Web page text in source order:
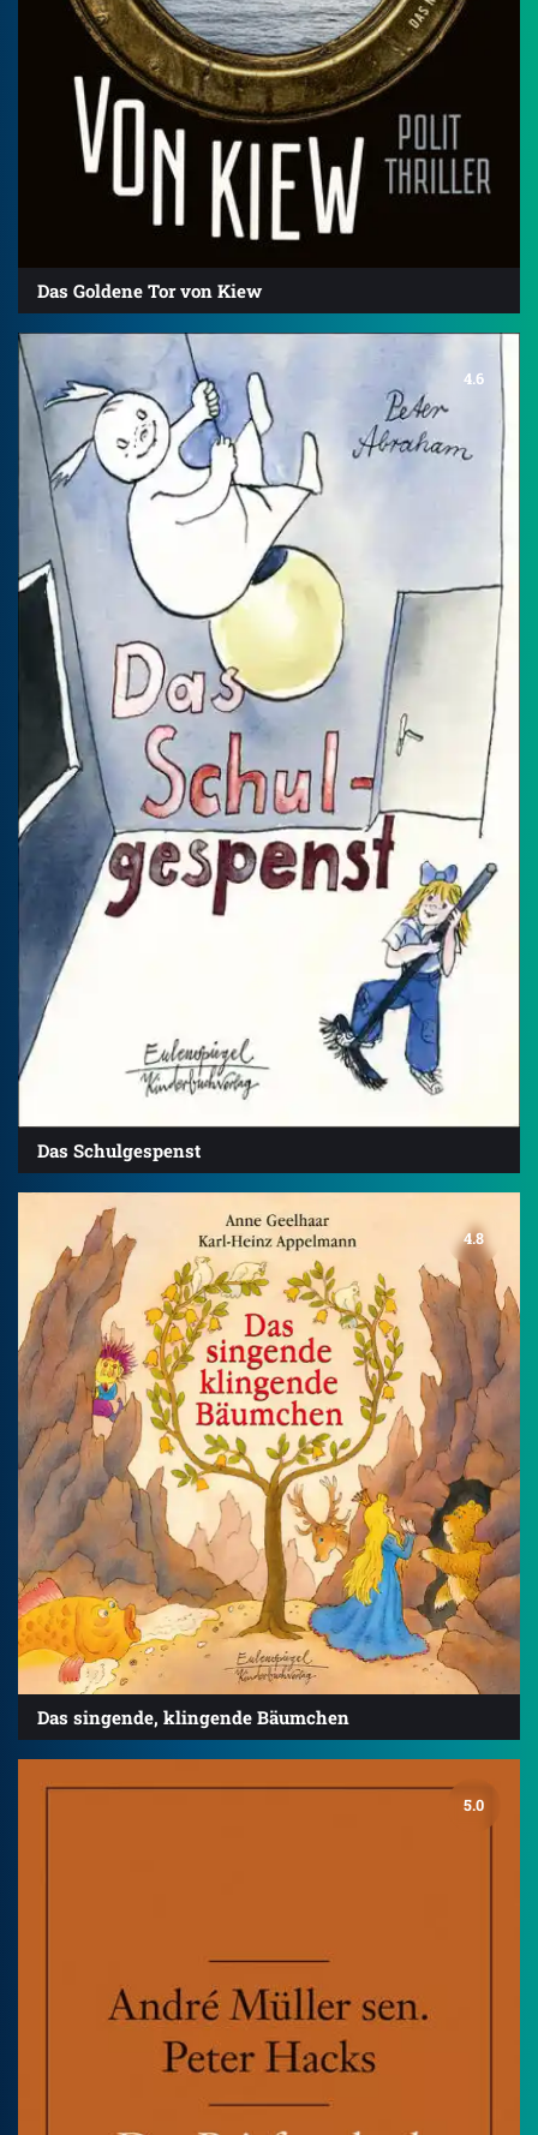
Das Goldene Tor von Kiew
4.6
Das Schulgespenst
4.8
Das singende, klingende Bäumchen
5.0